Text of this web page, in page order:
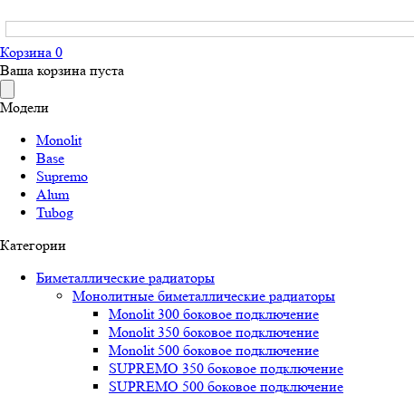
Корзина 0
Ваша корзина пуста
Модели
Monolit
Base
Supremo
Alum
Tubog
Категории
Биметаллические радиаторы
Монолитные биметаллические радиаторы
Mоnоlit 300 боковое подключение
Mоnоlit 350 боковое подключение
Mоnоlit 500 боковое подключение
SUРREMО 350 боковое подключение
SUРREMО 500 боковое подключение